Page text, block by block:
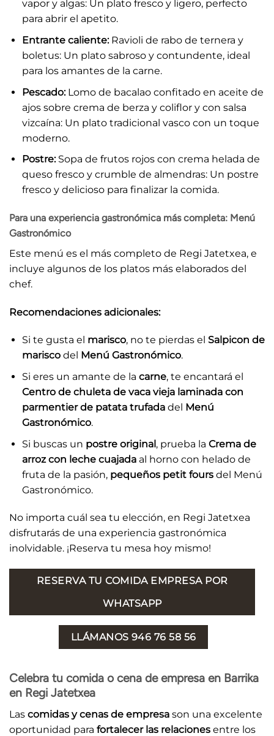
vapor y algas: Un plato fresco y ligero, perfecto
para abrir el apetito.
Entrante caliente:Ravioli de rabo de ternera y
boletus: Un plato sabroso y contundente, ideal
para los amantes de la carne.
Pescado:Lomo de bacalao confitado en aceite de
ajos sobre crema de berza y coliflor y con salsa
vizcaína: Un plato tradicional vasco con un toque
moderno.
Postre:Sopa de frutos rojos con crema helada de
queso fresco y crumble de almendras: Un postre
fresco y delicioso para finalizar la comida.
Para una experiencia gastronómica más completa: Menú
Gastronómico
Este menú es el más completo de Regi Jatetxea, e
incluye algunos de los platos más elaborados del
chef.
Recomendaciones adicionales:
Si te gusta el marisco, no te pierdas el Salpicon de
mariscodel Menú Gastronómico.
Si eres un amante de la carne, te encantará el
Centro de chuleta de vaca vieja laminada con
parmentier de patata trufadadel Menú
Gastronómico.
Si buscas un postre original, prueba la Crema de
arroz con leche cuajadaal horno con helado de
fruta de la pasión, pequeños petit foursdel Menú
Gastronómico.
No importa cuál sea tu elección, en Regi Jatetxea
disfrutarás de una experiencia gastronómica
inolvidable. ¡Reserva tu mesa hoy mismo!
RESERVA TU COMIDA EMPRESA POR
WHATSAPP
LLÁMANOS 946 76 58 56
Celebra tu comida o cena de empresa en Barrika
en Regi Jatetxea
Las comidas y cenas de empresa son una excelente
oportunidad para fortalecer las relaciones entre los